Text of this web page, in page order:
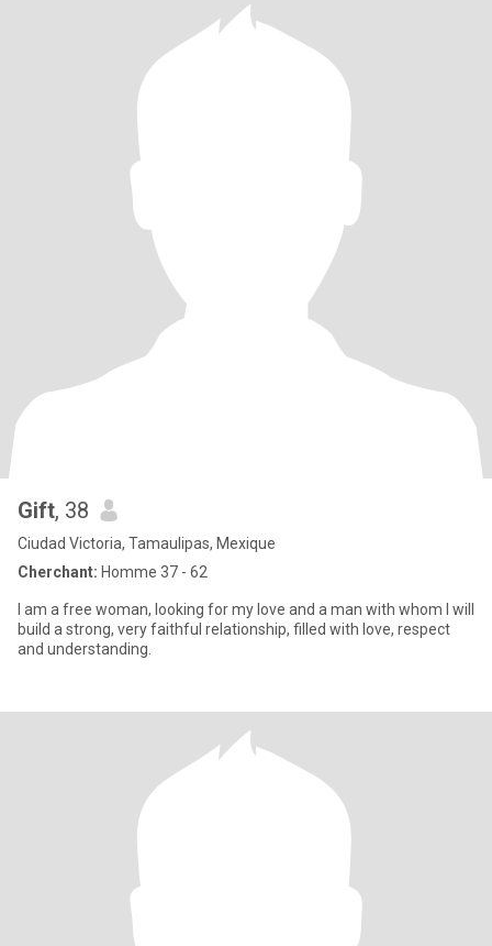
Gift, 38
Ciudad Victoria, Tamaulipas, Mexique
Cherchant: Homme 37 - 62
I am a free woman, looking for my love and a man with whom I will
build a strong, very faithful relationship, filled with love, respect
and understanding.